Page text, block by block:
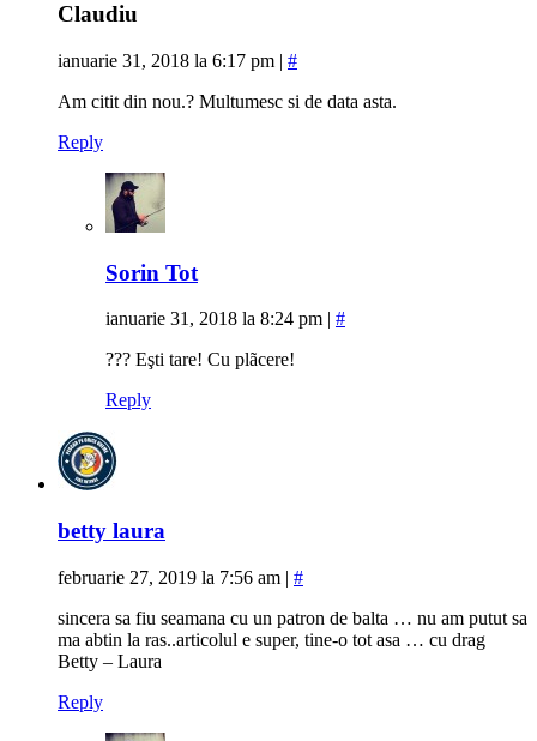
Claudiu
ianuarie 31, 2018 la 6:17 pm | #
Am citit din nou.? Multumesc si de data asta.
Reply
Sorin Tot
ianuarie 31, 2018 la 8:24 pm | #
??? Eşti tare! Cu plãcere!
Reply
betty laura
februarie 27, 2019 la 7:56 am | #
sincera sa fiu seamana cu un patron de balta … nu am putut sa
ma abtin la ras..articolul e super, tine-o tot asa … cu drag
Betty – Laura
Reply